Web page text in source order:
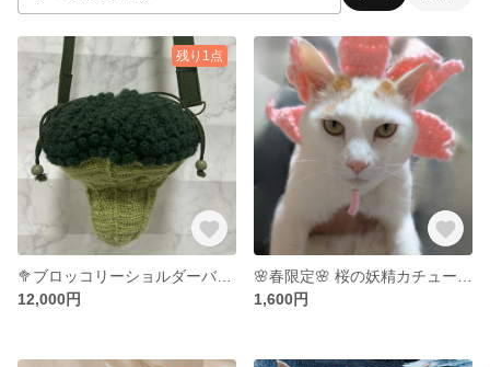
残り1点
🥦ブロッコリーショルダーバッグ🥦
12,000円
1,600円